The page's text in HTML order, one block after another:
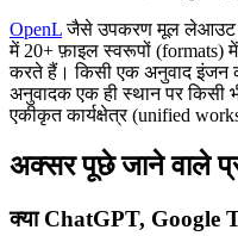
OpenLजैसे उपकरण मूल लेआउट
में 20+ फ़ाइल स्वरूपों (formats)
करते हैं। किसी एक अनुवाद इंजन
अनुवादक एक ही स्थान पर किसी
एकीकृत कार्यक्षेत्र (unified
अक्सर पूछे जाने वाले
क्या ChatGPT, Google